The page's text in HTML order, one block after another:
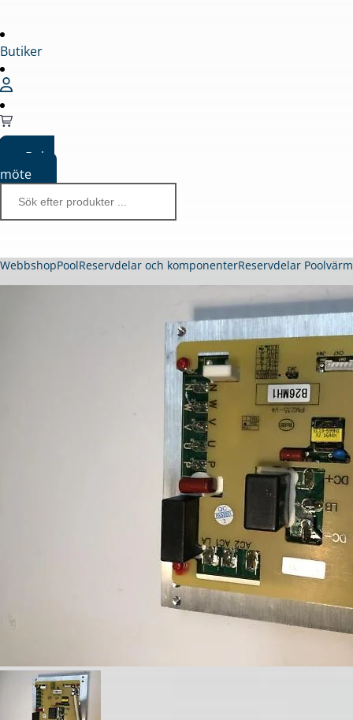
Butiker
Boka
möte
WebbshopPoolReservdelar och komponenterReservdelar